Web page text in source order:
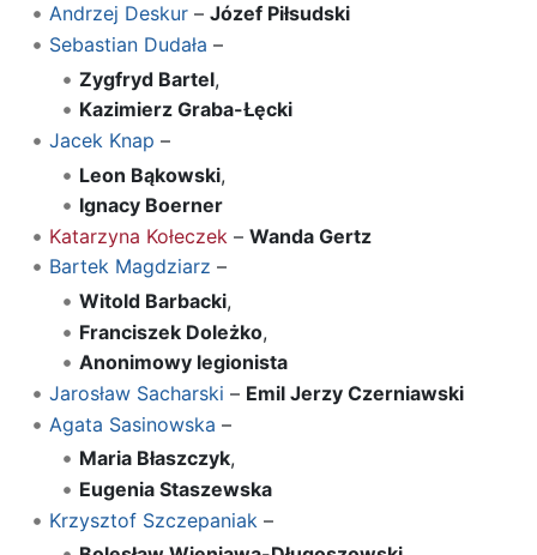
Andrzej Deskur– Józef Piłsudski
Sebastian Dudała –
Zygfryd Bartel,
Kazimierz Graba-Łęcki
Jacek Knap –
Leon Bąkowski,
Ignacy Boerner
Katarzyna Kołeczek – Wanda Gertz
Bartek Magdziarz –
Witold Barbacki,
Franciszek Doleżko,
Anonimowy legionista
Jarosław Sacharski – Emil Jerzy Czerniawski
Agata Sasinowska –
Maria Błaszczyk,
Eugenia Staszewska
Krzysztof Szczepaniak –